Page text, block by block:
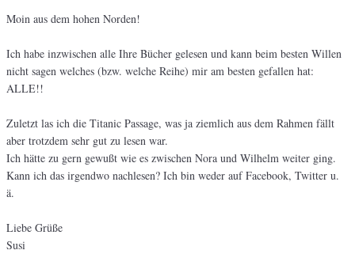
Moin aus dem hohen Norden!
Ich habe inzwischen alle Ihre Bücher gelesen und kann beim besten Willen
nicht sagen welches (bzw. welche Reihe) mir am besten gefallen hat:
ALLE!!
Zuletzt las ich die Titanic Passage, was ja ziemlich aus dem Rahmen fällt
aber trotzdem sehr gut zu lesen war.
Ich hätte zu gern gewußt wie es zwischen Nora und Wilhelm weiter ging.
Kann ich das irgendwo nachlesen? Ich bin weder auf Facebook, Twitter u.
ä.
Liebe Grüße
Susi